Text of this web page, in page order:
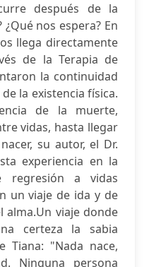
después de la
nos espera? En
llega directamente
de la Terapia de
la continuidad
la existencia física.
de la muerte,
vidas, hasta llegar
su autor, el Dr.
experiencia en la
regresión a vidas
un viaje de ida y de
viaje donde
certeza la sabia
Tiana: "Nada nace,
Ninguna persona